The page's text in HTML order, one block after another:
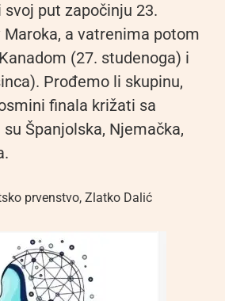
put započinju 23.
a vatrenima potom
(27. studenoga) i
Prođemo li skupinu,
finala križati sa
Španjolska, Njemačka,
prvenstvo, Zlatko Dalić